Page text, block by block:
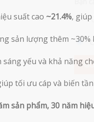
Bạn
suất cao ~21.4%, giúp
sản lượng thêm ~30%
yếu và khả năng
tối ưu cáp và biến
sản phẩm, 30 năm